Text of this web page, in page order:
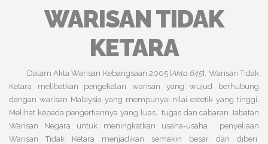
WARISAN TIDAK
KETARA
Dalam Akta Warisan Kebangsaan 2005 [Akta 645], Warisan Tidak
Ketara melibatkan pengekalan warisan yang wujud berhubung
dengan warisan Malaysia yang mempunyai nilai estetik yang tinggi.
Melihat kepada pengertiannya yang luas, tugas dan cabaran Jabatan
Warisan Negara untuk meningkatkan usaha-usaha penyeliaan
Warisan Tidak Ketara menjadikan semakin besar dan diberi